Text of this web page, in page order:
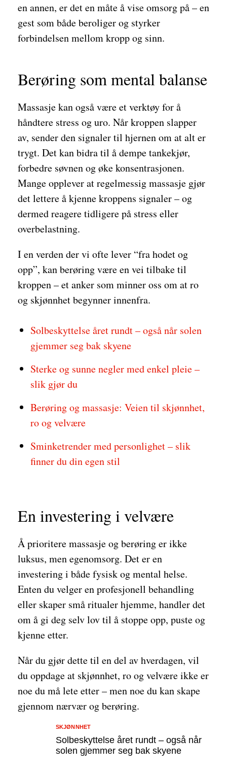
en annen, er det en måte å vise omsorg på – en
gest som både beroliger og styrker
forbindelsen mellom kropp og sinn.
Berøring som mental balanse
Massasje kan også være et verktøy for å
håndtere stress og uro. Når kroppen slapper
av, sender den signaler til hjernen om at alt er
trygt. Det kan bidra til å dempe tankekjør,
forbedre søvnen og øke konsentrasjonen.
Mange opplever at regelmessig massasje gjør
det lettere å kjenne kroppens signaler – og
dermed reagere tidligere på stress eller
overbelastning.
I en verden der vi ofte lever “fra hodet og
opp”, kan berøring være en vei tilbake til
kroppen – et anker som minner oss om at ro
og skjønnhet begynner innenfra.
Solbeskyttelse året rundt – også når solen
gjemmer seg bak skyene
Sterke og sunne negler med enkel pleie –
slik gjør du
Berøring og massasje: Veien til skjønnhet,
ro og velvære
Sminketrender med personlighet – slik
finner du din egen stil
En investering i velvære
Å prioritere massasje og berøring er ikke
luksus, men egenomsorg. Det er en
investering i både fysisk og mental helse.
Enten du velger en profesjonell behandling
eller skaper små ritualer hjemme, handler det
om å gi deg selv lov til å stoppe opp, puste og
kjenne etter.
Når du gjør dette til en del av hverdagen, vil
du oppdage at skjønnhet, ro og velvære ikke er
noe du må lete etter – men noe du kan skape
gjennom nærvær og berøring.
Solbeskyttelse året rundt – også når
solen gjemmer seg bak skyene
SKJØNNHET